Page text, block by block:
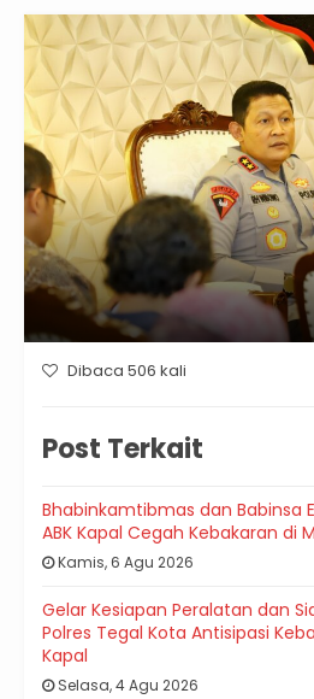
Dibaca 506 kali
Post Terkait
Bhabinkamtibmas dan Babinsa
ABK Kapal Cegah Kebakaran di
Kamis, 6 Agu 2026
Gelar Kesiapan Peralatan dan
Polres Tegal Kota Antisipasi
Kapal
Selasa, 4 Agu 2026